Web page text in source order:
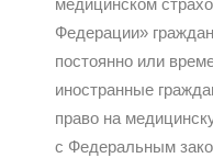
медицинском
Федерации»
постоянно или
иностранные
право на
с Федеральным